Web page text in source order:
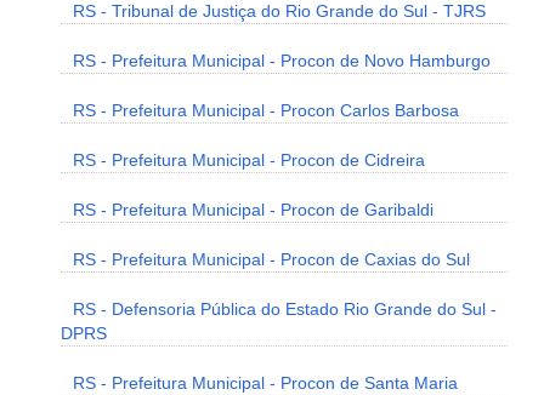
RS - Tribunal de Justiça do Rio Grande do Sul - TJRS
RS - Prefeitura Municipal - Procon de Novo Hamburgo
RS - Prefeitura Municipal - Procon Carlos Barbosa
RS - Prefeitura Municipal - Procon de Cidreira
RS - Prefeitura Municipal - Procon de Garibaldi
RS - Prefeitura Municipal - Procon de Caxias do Sul
RS - Defensoria Pública do Estado Rio Grande do Sul -
DPRS
RS - Prefeitura Municipal - Procon de Santa Maria